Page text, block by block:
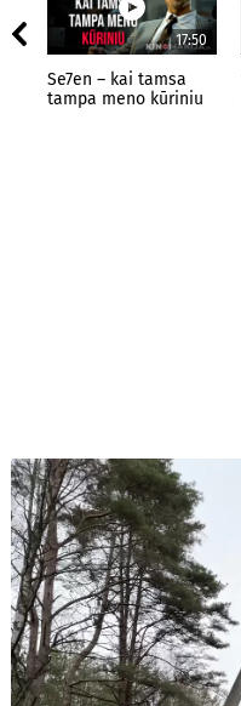
17:50
Se7en – kai tamsa
tampa meno kūriniu